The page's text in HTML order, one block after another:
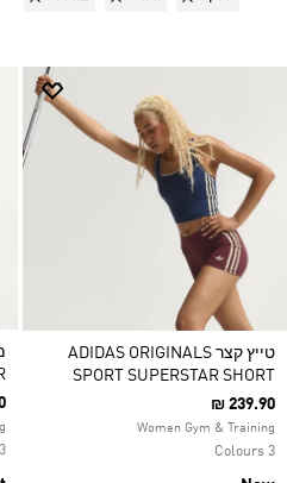
טייץ קצר ADIDAS ORIGINALS
SPORT SUPERSTAR SHORT
₪ 239.90
Women Gym & Training
3 Colours
3 Colours